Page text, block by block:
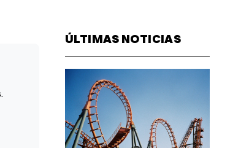
ÚLTIMAS NOTICIAS